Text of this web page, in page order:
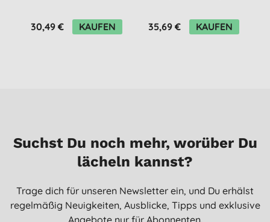
30,49 € KAUFEN
35,69 €
KAUFEN
Suchst Du noch mehr, worüber Du
lächeln kannst?
Trage dich für unseren Newsletter ein, und Du erhälst
regelmäßig Neuigkeiten, Ausblicke, Tipps und exklusive
Angebote nur für Abonnenten.